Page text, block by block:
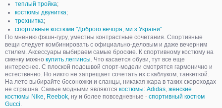
теплый тройка;
костюмы двунитка;
трехнитка;
спортивные костюми "Доброго вечора, ми з України"
По мнению фэшн-гуру, уместны контрастные сочетания. Спортивные
вещи следует комбинировать с официально-деловым и даже вечерним
стилем. Аксессуары выбираем самые броские. К спортивному костюму на
сменку можно купить леггинсы. Что касается обуви, тут все еще
интереснее. С плоской подошвой спорт-модели смотрятся гармонично и
естественно. Но никто не запрещает сочетать их с каблуком, танкеткой.
На лето выбирайте босоножки и сланцы, никакая жара в таких скороходах
не страшна. Самые модными являются костюмы: Adidas, женские
костюмы Nike, Reebok, ну и более повседневные - спортивный костюм
Gucci.